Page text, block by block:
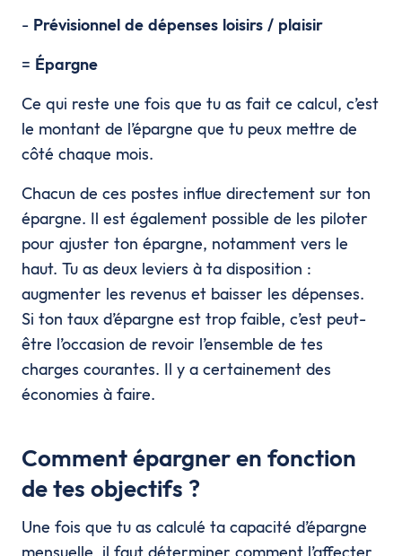
- Prévisionnel de dépenses loisirs / plaisir
= Épargne
Ce qui reste une fois que tu as fait ce calcul, c’est
le montant de l’épargne que tu peux mettre de
côté chaque mois.
Chacun de ces postes influe directement sur ton
épargne. Il est également possible de les piloter
pour ajuster ton épargne, notamment vers le
haut. Tu as deux leviers à ta disposition :
augmenter les revenus et baisser les dépenses.
Si ton taux d’épargne est trop faible, c’est peut-
être l’occasion de revoir l’ensemble de tes
charges courantes. Il y a certainement des
économies à faire.
Comment épargner en fonction
de tes objectifs ?
Une fois que tu as calculé ta capacité d’épargne